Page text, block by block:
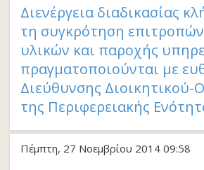
Διενέργεια διαδικασίας
τη συγκρότηση
υλικών και παροχής
πραγματοποιούνται με
Διεύθυνσης Διοικητικού-
της Περιφερειακής
Πέμπτη, 27 Νοεμβρίου 2014 09:58